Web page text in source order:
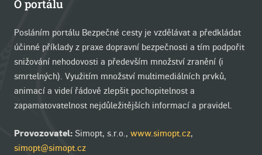
O portálu
Posláním portálu Bezpečné cesty je vzdělávat a předkládat
účinné příklady z praxe dopravní bezpečnosti a tím podpořit
snižování nehodovosti a především množství zranění (i
smrtelných). Využitím množství multimediálních prvků,
animací a videí řádově zlepšit pochopitelnost a
zapamatovatelnost nejdůležitějších informací a pravidel.
Provozovatel: Simopt, s.r.o., www.simopt.cz,
simopt@simopt.cz